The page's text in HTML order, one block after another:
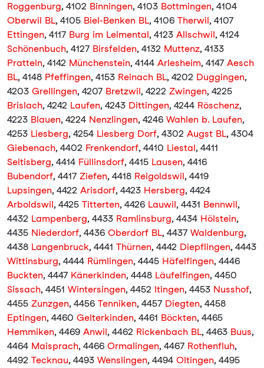
Roggenburg, 4102 Binningen, 4103 Bottmingen, 4104
Oberwil BL, 4105 Biel-Benken BL, 4106 Therwil, 4107
Ettingen, 4117 Burg im Leimental, 4123 Allschwil, 4124
Schönenbuch, 4127 Birsfelden, 4132 Muttenz, 4133
Pratteln, 4142 Münchenstein, 4144 Arlesheim, 4147 Aesch
BL, 4148 Pfeffingen, 4153 Reinach BL, 4202 Duggingen,
4203 Grellingen, 4207 Bretzwil, 4222 Zwingen, 4225
Brislach, 4242 Laufen, 4243 Dittingen, 4244 Röschenz,
4223 Blauen, 4224 Nenzlingen, 4246 Wahlen b. Laufen,
4253 Liesberg, 4254 Liesberg Dorf, 4302 Augst BL, 4304
Giebenach, 4402 Frenkendorf, 4410 Liestal, 4411
Seltisberg, 4414 Füllinsdorf, 4415 Lausen, 4416
Bubendorf, 4417 Ziefen, 4418 Reigoldswil, 4419
Lupsingen, 4422 Arisdorf, 4423 Hersberg, 4424
Arboldswil, 4425 Titterten, 4426 Lauwil, 4431 Bennwil,
4432 Lampenberg, 4433 Ramlinsburg, 4434 Hölstein,
4435 Niederdorf, 4436 Oberdorf BL, 4437 Waldenburg,
4438 Langenbruck, 4441 Thürnen, 4442 Diepflingen, 4443
Wittinsburg, 4444 Rümlingen, 4445 Häfelfingen, 4446
Buckten, 4447 Känerkinden, 4448 Läufelfingen, 4450
Sissach, 4451 Wintersingen, 4452 Itingen, 4453 Nusshof,
4455 Zunzgen, 4456 Tenniken, 4457 Diegten, 4458
Eptingen, 4460 Gelterkinden, 4461 Böckten, 4465
Hemmiken, 4469 Anwil, 4462 Rickenbach BL, 4463 Buus,
4464 Maisprach, 4466 Ormalingen, 4467 Rothenfluh,
4492 Tecknau, 4493 Wenslingen, 4494 Oltingen, 4495